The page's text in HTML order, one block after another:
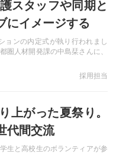
スタッフや同期と
にイメージする
ョンの内定式が執り行われまし
圏人材開発課の中島栞さんに、
採用担当
上がった夏祭り。
代間交流
生と高校生のボランティアが参記事を読む